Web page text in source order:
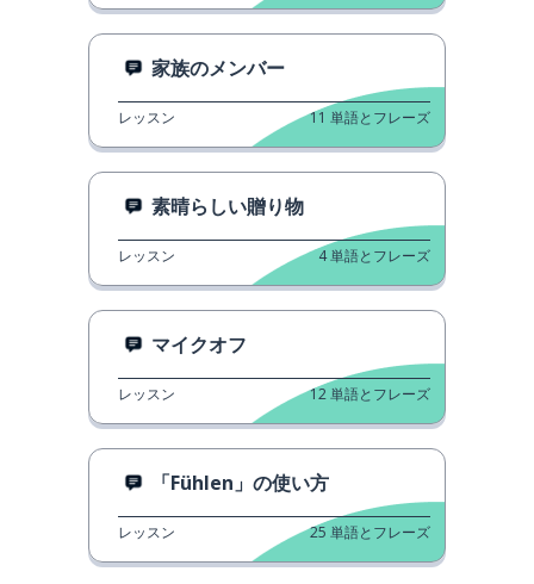
家族のメンバー
レッスン 11 単語とフレーズ
素晴らしい贈り物
レッスン 4単語とフレーズ
マイクオフ
レッスン 12単語とフレーズ
「Fühlen」の使い方
レッスン 25 単語とフレーズ